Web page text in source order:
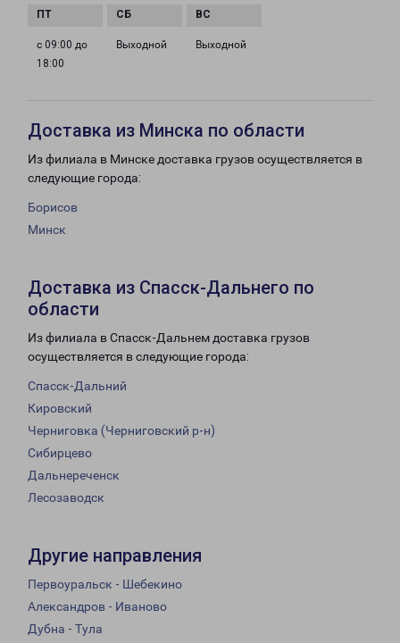
с 09:00 до
18:00
Выходной Выходной
Доставка из Минска по области
Из филиала в Минске доставка грузов осуществляется в
следующие города:
Борисов
Минск
Доставка из Спасск-Дальнего по
области
Из филиала в Спасск-Дальнем доставка грузов
осуществляется в следующие города:
Спасск-Дальний
Кировский
Черниговка (Черниговский р-н)
Сибирцево
Дальнереченск
Лесозаводск
Другие направления
Первоуральск - Шебекино
Александров - Иваново
Дубна - Тула